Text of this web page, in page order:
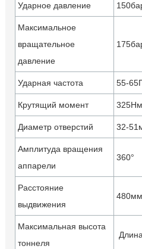
Ударное давление
Максимальное
вращательное
давление
Ударная частота 55-
Крутящий момент 325Нм
Диаметр отверстий 32-
Амплитуда вращения
аппарели
360°
Расстояние
выдвижения
480мм
Максимальная высота
тоннеля